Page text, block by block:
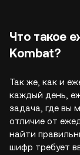
Что такое
Kombat?
Так же, как и
каждый день,
задача, где вы
отличие от
найти
шифр требует